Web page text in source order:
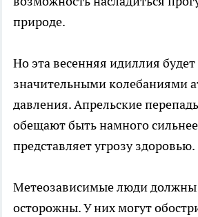
природе.
Но эта весенняя идиллия
значительными колебаниями
давления. Апрельские
обещают быть намного
представляет угрозу здоровью.
Метеозависимые люди должны
осторожны. У них могут